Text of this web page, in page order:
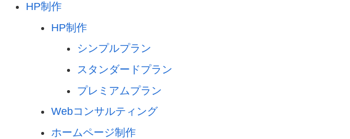
HP制作
HP制作
シンプルプラン
スタンダードプラン
プレミアムプラン
Webコンサルティング
ホームページ制作